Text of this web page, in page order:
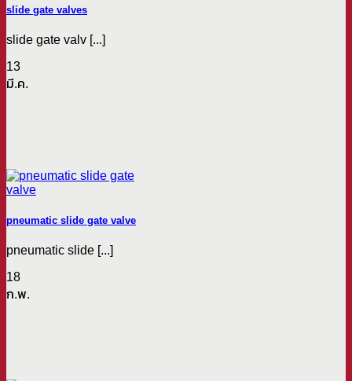
slide gate valves
slide gate valv [...]
13
มี.ค.
pneumatic slide gate valve
pneumatic slide [...]
18
ก.พ.